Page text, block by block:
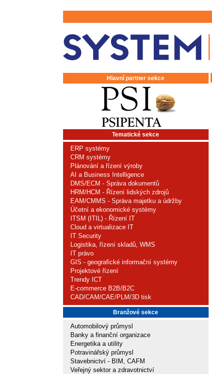
Hlavní partner sekce
Tematické sekce
ERP systémy
CRM systémy
Plánování a řízení výroby
AI a Business Intelligence
DMS/ECM - Správa dokumentů
HRM/HCM - Řízení lidských zdrojů
EAM/CMMS - Správa majetku a údržby
Účetní a ekonomické systémy
ITSM (ITIL) - Řízení IT
Cloud a virtualizace IT
IT Security
Logistika, řízení skladů, WMS
IT právo
GIS - geografické informační systémy
Projektové řízení
Trendy ICT
E-commerce B2B/B2C
CAD/CAM/CAE/PLM/3D tisk
Branžové sekce
Automobilový průmysl
Banky a finanční organizace
Energetika a utility
Potravinářský průmysl
Stavebnictví - BIM, CAFM
Veřejný sektor a zdravotnictví